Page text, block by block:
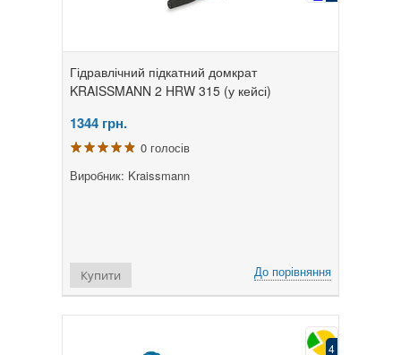
Гідравлічний підкатний домкрат
KRAISSMANN 2 HRW 315 (у кейсі)
1344 грн.
0 голосів
Виробник: Kraissmann
До порівняння
Купити
4